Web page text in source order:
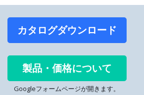
カタログダウンロード
製品・価格について
Googleフォームページが開きます。